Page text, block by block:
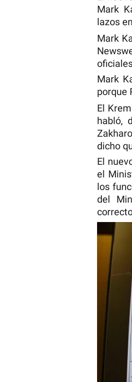
Mark
lazos
Mark
Mark
porque
El
habló,
dicho
El
el
los
del